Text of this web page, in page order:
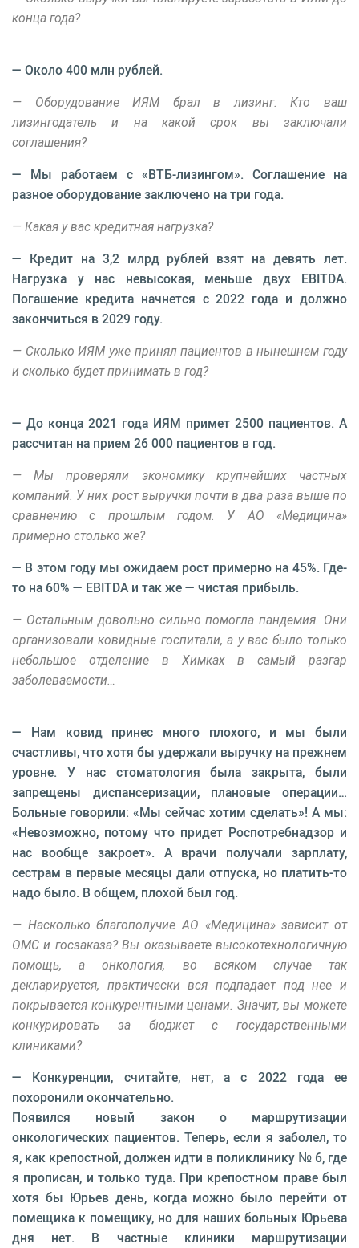
конца года?
— Около 400 млн рублей.
— Оборудование ИЯМ брал в лизинг. Кто ваш
лизингодатель и на какой срок вы заключали
соглашения?
— Мы работаем с «ВТБ-лизингом». Соглашение на
разное оборудование заключено на три года.
— Какая у вас кредитная нагрузка?
— Кредит на 3,2 млрд рублей взят на девять лет.
Нагрузка у нас невысокая, меньше двух EBITDA.
Погашение кредита начнется с 2022 года и должно
закончиться в 2029 году.
— Сколько ИЯМ уже принял пациентов в нынешнем году
и сколько будет принимать в год?
— До конца 2021 года ИЯМ примет 2500 пациентов. А
рассчитан на прием 26 000 пациентов в год.
— Мы проверяли экономику крупнейших частных
компаний. У них рост выручки почти в два раза выше по
сравнению с прошлым годом. У АО «Медицина»
примерно столько же?
— В этом году мы ожидаем рост примерно на 45%. Где-
то на 60% — EBITDA и так же — чистая прибыль.
— Остальным довольно сильно помогла пандемия. Они
организовали ковидные госпитали, а у вас было только
небольшое отделение в Химках в самый разгар
заболеваемости…
— Нам ковид принес много плохого, и мы были
счастливы, что хотя бы удержали выручку на прежнем
уровне. У нас стоматология была закрыта, были
запрещены диспансеризации, плановые операции…
Больные говорили: «Мы сейчас хотим сделать»! А мы:
«Невозможно, потому что придет Роспотребнадзор и
нас вообще закроет». А врачи получали зарплату,
сестрам в первые месяцы дали отпуска, но платить-то
надо было. В общем, плохой был год.
— Насколько благополучие АО «Медицина» зависит от
ОМС и госзаказа? Вы оказываете высокотехнологичную
помощь, а онкология, во всяком случае так
декларируется, практически вся подпадает под нее и
покрывается конкурентными ценами. Значит, вы можете
конкурировать за бюджет с государственными
клиниками?
— Конкуренции, считайте, нет, а с 2022 года ее
похоронили окончательно.
Появился новый закон о маршрутизации
онкологических пациентов. Теперь, если я заболел, то
я, как крепостной, должен идти в поликлинику № 6, где
я прописан, и только туда. При крепостном праве был
хотя бы Юрьев день, когда можно было перейти от
помещика к помещику, но для наших больных Юрьева
дня нет. В частные клиники маршрутизации